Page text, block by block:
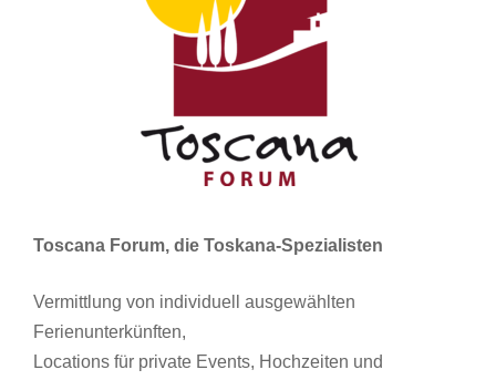
Toscana Forum, die Toskana-Spezialisten
Vermittlung von individuell ausgewählten
Ferienunterkünften,
Locations für private Events, Hochzeiten und